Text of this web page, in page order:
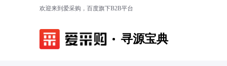
欢迎来到爱采购，百度旗下B2B平台
寻源宝典